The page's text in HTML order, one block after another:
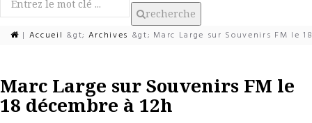
navigation
recherche
| Accueil &gt; Archives &gt; Marc Large sur Souvenirs FM le
Marc Large sur Souvenirs FM le
18 décembre à 12h